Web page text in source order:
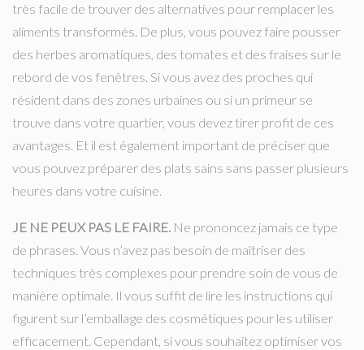
très facile de trouver des alternatives pour remplacer les
aliments transformés. De plus, vous pouvez faire pousser
des herbes aromatiques, des tomates et des fraises sur le
rebord de vos fenêtres. Si vous avez des proches qui
résident dans des zones urbaines ou si un primeur se
trouve dans votre quartier, vous devez tirer profit de ces
avantages. Et il est également important de préciser que
vous pouvez préparer des plats sains sans passer plusieurs
heures dans votre cuisine.
JE NE PEUX PAS LE FAIRE. Ne prononcez jamais ce type
de phrases. Vous n’avez pas besoin de maîtriser des
techniques très complexes pour prendre soin de vous de
manière optimale. Il vous suffit de lire les instructions qui
figurent sur l’emballage des cosmétiques pour les utiliser
efficacement. Cependant, si vous souhaitez optimiser vos